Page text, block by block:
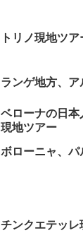
トリノ現地ツア
ランゲ地方、
ベローナの日本
現地ツアー
ボローニャ、パ
チンクエテッレ